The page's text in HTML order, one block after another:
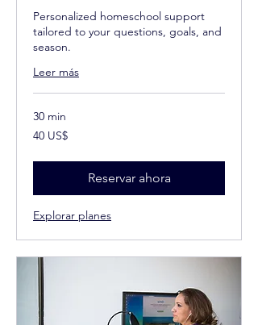
Personalized homeschool support
tailored to your questions, goals, and
season.
Leer más
30 min
40
dólares
40 US$
Reservar ahora
Explorar planes